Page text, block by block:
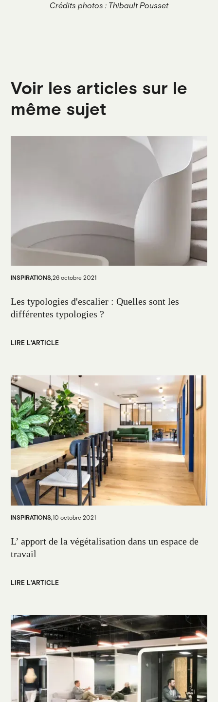
Crédits photos : Thibault Pousset
Voir les articles sur le
même sujet
INSPIRATIONS,26 octobre 2021
Les typologies d'escalier : Quelles sont les
différentes typologies ?
LIRE L'ARTICLE
INSPIRATIONS,10 octobre 2021
L’ apport de la végétalisation dans un espace de
travail
LIRE L'ARTICLE